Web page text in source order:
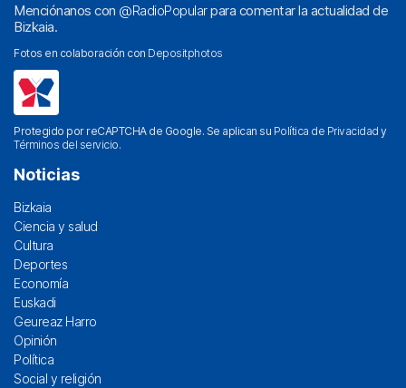
Menciónanos con @RadioPopularpara comentar la actualidad de
Bizkaia.
Fotos en colaboración con Depositphotos
Protegido por reCAPTCHA de Google. Se aplican su Política de Privacidad y
Términos del servicio.
Noticias
Bizkaia
Ciencia y salud
Cultura
Deportes
Economía
Euskadi
Geureaz Harro
Opinión
Política
Social y religión